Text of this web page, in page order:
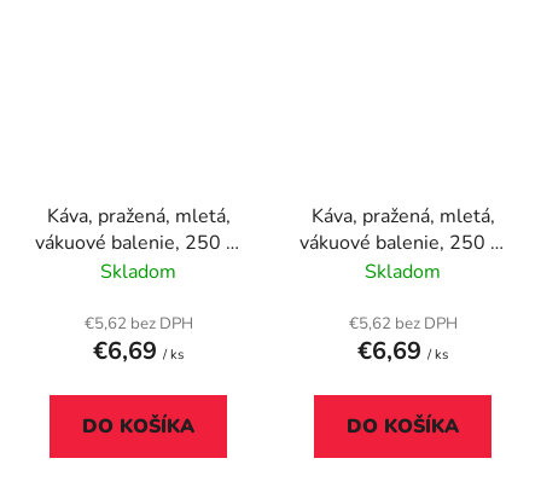
Káva, pražená, mletá,
vákuové balenie, 250 g,
DOUWE EGBERTS
bezkofeínová
Skladom
€5,62 bez DPH
€6,69 / ks
DO KOŠÍKA
Káva, pražená, mletá,
vákuové balenie, 250 g,
DOUWE EGBERTS
Skladom
€5,62 bez DPH
€6,69 / ks
DO KOŠÍKA